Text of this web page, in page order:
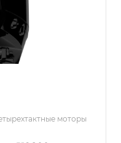
моторы